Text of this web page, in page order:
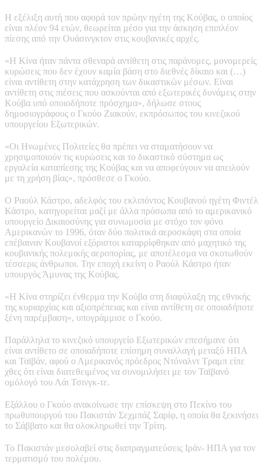
Η εξέλιξη αυτή που αφορά τον πρώην ηγέτη της Κούβας, ο οποίος
είναι πλέον 94 ετών, θεωρείται μέσο για την άσκηση επιπλέον
πίεσης από την Ουάσινγκτον στις κουβανικές αρχές.
«Η Κίνα ήταν πάντα σθεναρά αντίθετη στις παράνομες, μονομερείς
κυρώσεις που δεν έχουν καμία βάση στο διεθνές δίκαιο και (…)
είναι αντίθετη στην κατάχρηση των δικαστικών μέσων. Είναι
αντίθετη στις πιέσεις που ασκούνται από εξωτερικές δυνάμεις στην
Κούβα υπό οποιοδήποτε πρόσχημα», δήλωσε στους
δημοσιογράφους ο Γκούο Ζιακούν, εκπρόσωπος του κινεζικού
υπουργείου Εξωτερικών.
«Οι Ηνωμένες Πολιτείες θα πρέπει να σταματήσουν να
χρησιμοποιούν τις κυρώσεις και το δικαστικό σύστημα ως
εργαλεία καταπίεσης της Κούβας και να αποφεύγουν να απειλούν
με τη χρήση βίας», πρόσθεσε ο Γκούο.
Ο Ραούλ Κάστρο, αδελφός του εκλιπόντος Κουβανού ηγέτη Φιντέλ
Κάστρο, κατηγορείται μαζί με άλλα πρόσωπα από το αμερικανικό
υπουργείο Δικαιοσύνης για συνωμοσία με στόχο τον φόνο
Αμερικανών το 1996, όταν δύο πολιτικά αεροσκάφη στα οποία
επέβαιναν Κουβανοί εξόριστοι καταρρίφθηκαν από μαχητικό της
κουβανικής πολεμικής αεροπορίας, με αποτέλεσμα να σκοτωθούν
τέσσερις άνθρωποι. Την εποχή εκείνη ο Ραούλ Κάστρο ήταν
υπουργός Άμυνας της Κούβας.
«Η Κίνα στηρίζει ένθερμα την Κούβα στη διαφύλαξη της εθνικής
της κυριαρχίας και αξιοπρέπειας και είναι αντίθετη σε οποιαδήποτε
ξένη παρέμβαση», υπογράμμισε ο Γκούο.
Παράλληλα το κινεζικό υπουργείο Εξωτερικών επεσήμανε ότι
είναι αντίθετο σε οποιαδήποτε επίσημη συναλλαγή μεταξύ ΗΠΑ
και Ταϊβάν, αφού ο Αμερικανός πρόεδρος Ντόναλντ Τραμπ είπε
χθες ότι είναι διατεθειμένος να συνομιλήσει με τον Ταϊβανό
ομόλογό του Λάι Τσινγκ-τε.
Εξάλλου ο Γκούο ανακοίνωσε την επίσκεψη στο Πεκίνο του
πρωθυπουργού του Πακιστάν Σεχμπάζ Σαρίφ, η οποία θα ξεκινήσει
το Σάββατο και θα ολοκληρωθεί την Τρίτη.
Το Πακιστάν μεσολαβεί στις διαπραγματεύσεις Ιράν- ΗΠΑ για τον
τερματισμό του πολέμου.